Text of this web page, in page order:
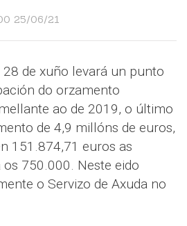
25/06/21
de xuño levará un punto
do orzamento
ao de 2019, o último
de 4,9 millóns de euros,
151.874,71 euros as
os 750.000. Neste eido
o Servizo de Axuda no